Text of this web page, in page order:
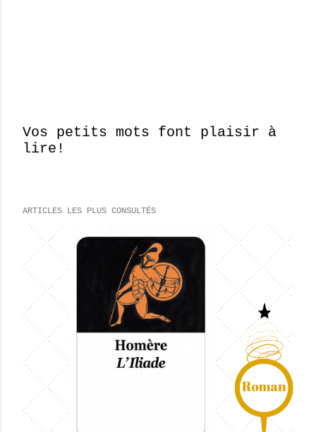
E
g
t
r
c
m
Vos petits mots font plaisir à
lire!
ARTICLES LES PLUS CONSULTÉS